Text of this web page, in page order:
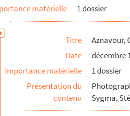
matérielle
1 dossier
Titre
Aznavour,
Date
décembre
Importance matérielle
1 dossier
Présentation du
contenu
Sygma,